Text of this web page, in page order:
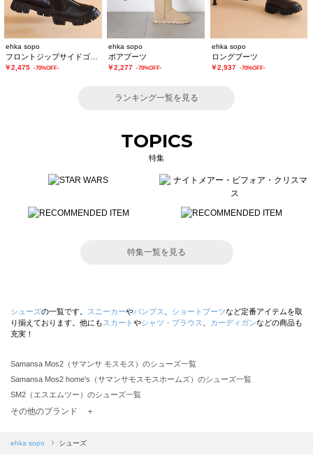
ehka sopo
￥2,475 -70%OFF-
ehka sopo
ボアブーツ
￥2,277 -70%OFF-
ehka sopo
ロングブーツ
￥2,937 -70%OFF-
ランキング一覧を見る
TOPICS
特集
特集一覧を見る
シューズの一覧です。 スニーカーやパンプス ショートブーツなど定番アイテムを取
り揃えております。他にも スカート やシャツ・ブラウス カーディガンなどの商品も
充実！
Samansa Mos2（サマンサ モスモス）のシューズ一覧
Samansa Mos2 home's（サマンサモスモスホームズ）のシューズ一覧
SM2（エスエムツー）のシューズ一覧
TSUHARU by Samansa Mos2（ツハルバイサマンサモスモス）のシューズ一覧
Samansa Mos2 blue（サマンサモスモス ブルー）のシューズ一覧
その他のブランド ＋
ehka sopo シューズ